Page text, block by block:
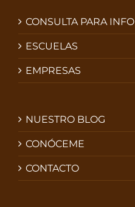
CONSULTA PARA INFO
ESCUELAS
EMPRESAS
NUESTRO BLOG
CONÓCEME
CONTACTO